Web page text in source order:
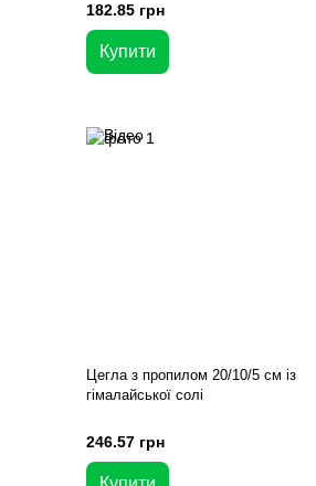
182.85 грн
Купити
Цегла з пропилом 20/10/5 см із
гімалайської солі
246.57 грн